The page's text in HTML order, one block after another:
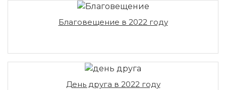
Благовещение в 2022 году
День друга в 2022 году